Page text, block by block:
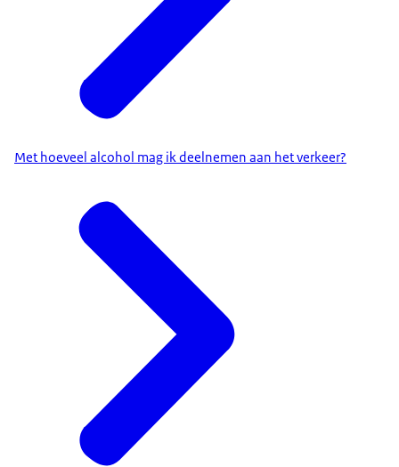
Met hoeveel alcohol mag ik deelnemen aan het verkeer?